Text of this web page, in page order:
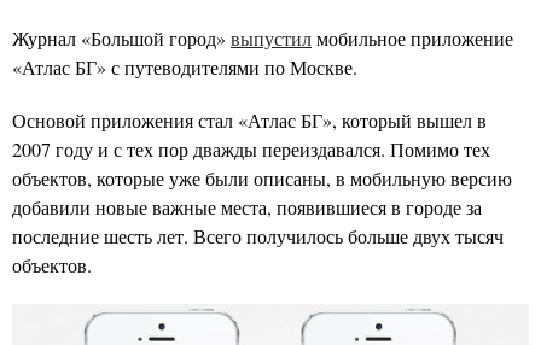
Журнал «Большой город» выпустилмобильное приложение
«Атлас БГ» с путеводителями по Москве.
Основой приложения стал «Атлас БГ», который вышел в
2007 году и с тех пор дважды переиздавался. Помимо тех
объектов, которые уже были описаны, в мобильную версию
добавили новые важные места, появившиеся в городе за
последние шесть лет. Всего получилось больше двух тысяч
объектов.